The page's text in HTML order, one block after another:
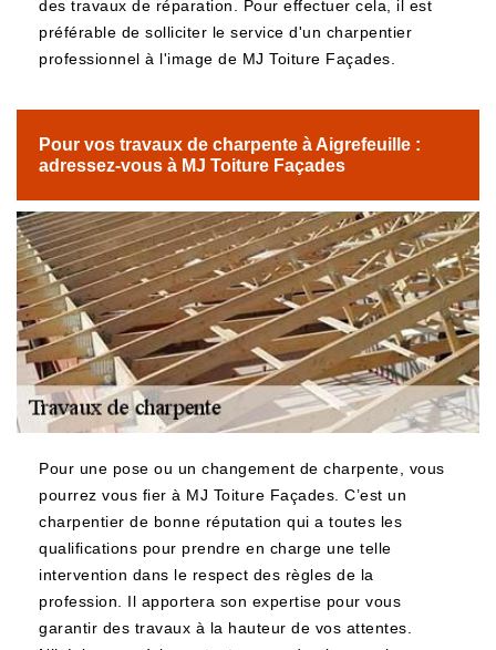
des travaux de réparation. Pour effectuer cela, il est
préférable de solliciter le service d'un charpentier
professionnel à l'image de MJ Toiture Façades.
Pour vos travaux de charpente à Aigrefeuille :
adressez-vous à MJ Toiture Façades
Pour une pose ou un changement de charpente, vous
pourrez vous fier à MJ Toiture Façades. C’est un
charpentier de bonne réputation qui a toutes les
qualifications pour prendre en charge une telle
intervention dans le respect des règles de la
profession. Il apportera son expertise pour vous
garantir des travaux à la hauteur de vos attentes.